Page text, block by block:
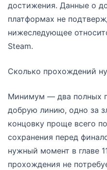
достижения. Данные о
платформах не
нижеследующее
Steam.
Сколько прохождений
Минимум — два полных
добрую линию, одно за
концовку проще всего
сохранения перед
нужный момент в главе
прохождения не